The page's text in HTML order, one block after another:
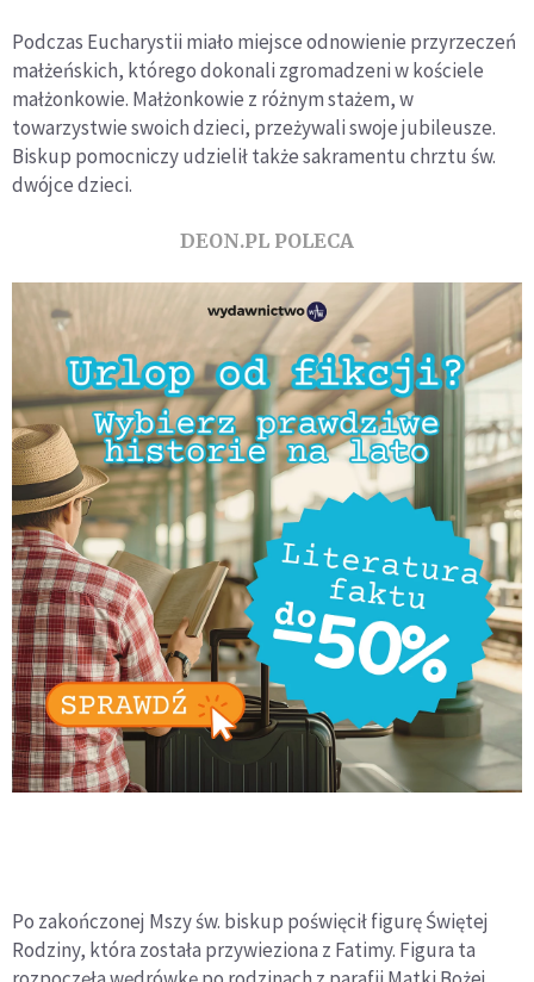
Podczas Eucharystii miało miejsce odnowienie przyrzeczeń
małżeńskich, którego dokonali zgromadzeni w kościele
małżonkowie. Małżonkowie z różnym stażem, w
towarzystwie swoich dzieci, przeżywali swoje jubileusze.
Biskup pomocniczy udzielił także sakramentu chrztu św.
dwójce dzieci.
DEON.PL POLECA
Po zakończonej Mszy św. biskup poświęcił figurę Świętej
Rodziny, która została przywieziona z Fatimy. Figura ta